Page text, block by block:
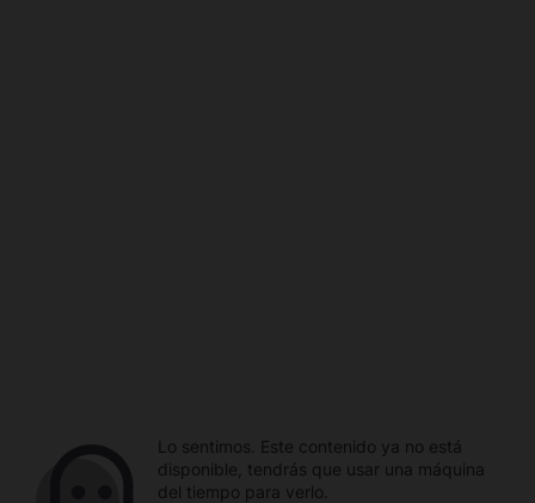
Lo sentimos. Este contenido ya no está
disponible, tendrás que usar una máquina
del tiempo para verlo.